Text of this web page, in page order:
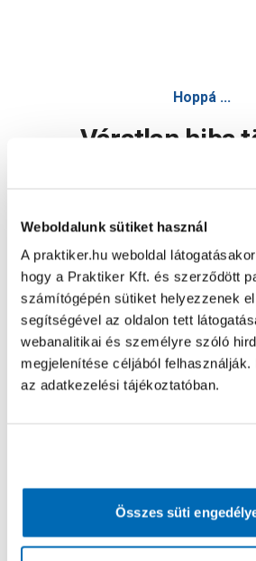
Weboldalunk sütiket használ
A praktiker.hu weboldal
hogy a Praktiker Kft. és szerződött
számítógépén sütiket helyezzenek
segítségével az oldalon tett
webanalitikai és személyre szóló
megjelenítése céljából
az adatkezelési tájékoztatóban.
Összes süti
Hoppá ...
Váratlan hiba
Oldal újratöltése